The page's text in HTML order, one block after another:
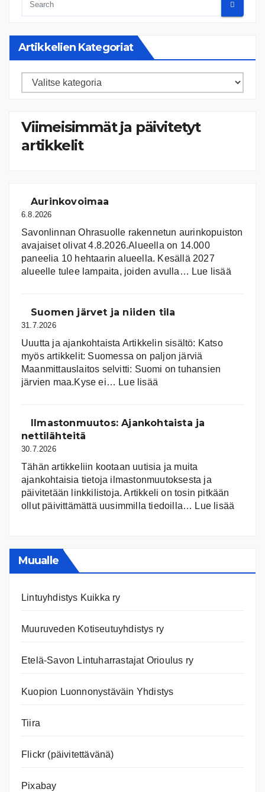
Artikkelien Kategoriat
Artikkelien
Viimeisimmät ja päivitetyt
artikkelit
Aurinkovoimaa
6.8.2026
Savonlinnan Ohrasuolle rakennetun aurinkopuiston
avajaiset olivat 4.8.2026.Alueella on 14.000
paneelia 10 hehtaarin alueella. Kesällä 2027
alueelle tulee lampaita, joiden avulla… Lue lisää:
Suomen järvet ja niiden tila
31.7.2026
Uuutta ja ajankohtaista Artikkelin sisältö: Katso
myös artikkelit: Suomessa on pal­jon jär­viä
Maanmittauslaitos selvitti: Suomi on tuhansien
järvien maa.Kyse ei… Lue lisää
ja
Ilmastonmuutos: Ajankohtaista ja
nettilähteitä
30.7.2026
Tähän artikkeliin kootaan uutisia ja muita
ajankohtaisia tietoja ilmastonmuutoksesta ja
päivitetään linkkilistoja. Artikkeli on tosin pitkään
ollut päivittämättä uusimmilla tiedoilla… Lue lisää
Muualle
Lintuyhdistys Kuikka ry
Muuruveden Kotiseutuyhdistys ry
Etelä-Savon Lintuharrastajat Orioulus ry
Kuopion Luonnonystäväin Yhdistys
Tiira
Flickr (päivitettävänä)
Pixabay